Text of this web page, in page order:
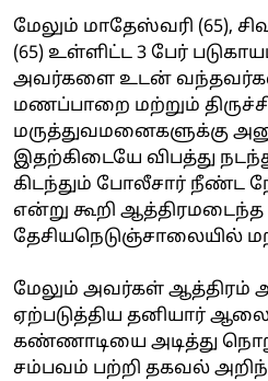
மேலும் மாதேஸ்வரி (65),
(65) உள்ளிட்ட 3 பேர்
அவர்களை உடன் வந்தவர்கள்
மணப்பாறை மற்றும்
மருத்துவமனைகளுக்கு
இதற்கிடையே விபத்து
கிடந்தும் போலீசார் நீண்ட
என்று கூறி
தேசியநெடுஞ்சாலையில்
மேலும் அவர்கள் ஆத்திரம்
ஏற்படுத்திய தனியார்
கண்ணாடியை அடித்து
சம்பவம் பற்றி தகவல்